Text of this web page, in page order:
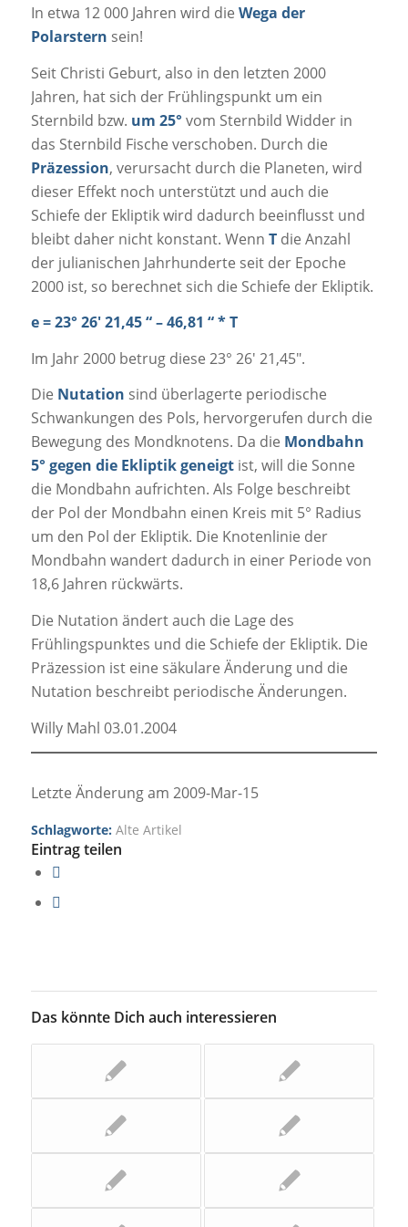
In etwa 12 000 Jahren wird die Wega der
Polarstern sein!
Seit Christi Geburt, also in den letzten 2000
Jahren, hat sich der Frühlingspunkt um ein
Sternbild bzw. um 25° vom Sternbild Widder in
das Sternbild Fische verschoben. Durch die
Präzession, verursacht durch die Planeten, wird
dieser Effekt noch unterstützt und auch die
Schiefe der Ekliptik wird dadurch beeinflusst und
bleibt daher nicht konstant. Wenn Tdie Anzahl
der julianischen Jahrhunderte seit der Epoche
2000 ist, so berechnet sich die Schiefe der Ekliptik.
e = 23° 26′ 21,45 “ – 46,81 “ * T
Im Jahr 2000 betrug diese 23° 26′ 21,45″.
Die Nutation sind überlagerte periodische
Schwankungen des Pols, hervorgerufen durch die
Bewegung des Mondknotens. Da die Mondbahn
5° gegen die Ekliptik geneigtist, will die Sonne
die Mondbahn aufrichten. Als Folge beschreibt
der Pol der Mondbahn einen Kreis mit 5° Radius
um den Pol der Ekliptik. Die Knotenlinie der
Mondbahn wandert dadurch in einer Periode von
18,6 Jahren rückwärts.
Die Nutation ändert auch die Lage des
Frühlingspunktes und die Schiefe der Ekliptik. Die
Präzession ist eine säkulare Änderung und die
Nutation beschreibt periodische Änderungen.
Willy Mahl 03.01.2004
Letzte Änderung am 2009-Mar-15
Schlagworte: Alte Artikel
Eintrag teilen
Das könnte Dich auch interessieren